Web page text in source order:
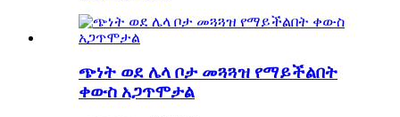
ጭነት ወደ ሌላ ቦታ መጓጓዝ የማይችልበት
ቀውስ አጋጥሞታል